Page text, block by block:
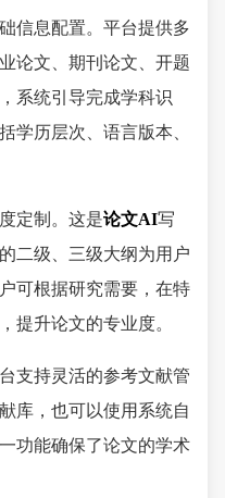
信息配置。平台提供多
论文、期刊论文、开题
系统引导完成学科识
学历层次、语言版本、
定制。这是论文AI写
二级、三级大纲为用户
可根据研究需要，在特
提升论文的专业度。
支持灵活的参考文献管
库，也可以使用系统自
功能确保了论文的学术